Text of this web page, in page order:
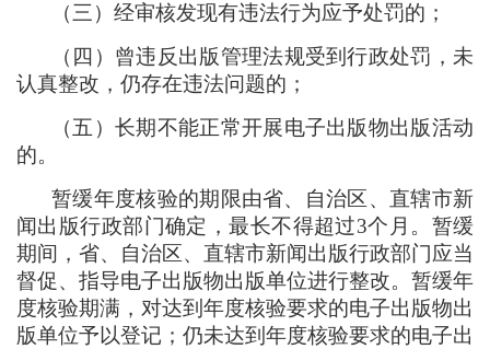
（三 ） 经审核发现有违法行为应予处罚的 ；
（ 四 ） 曾违反出版管理法规受到行政处罚 ， 未
认真整改 ， 仍存在违法问题的 ；
（五 ） 长期不能正常开展电子出版物出版活动
的。
暂缓年度核验的期限由省、自治区、直辖市新
闻出版行政部门确定 ，最长不得超过3个月。暂缓
期间 ， 省、自治区、直辖市新闻出版行政部门应当
督促、指导电子出版物出版单位进行整改。暂缓年
度核验期满 ， 对达到年度核验要求的电子出版物出
版单位予以登记 ； 仍未达到年度核验要求的电子出